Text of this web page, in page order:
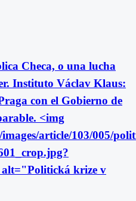
Checa, o una lucha
Instituto Václav Klaus:
con el Gobierno de
<img
article/103/005/
krize v